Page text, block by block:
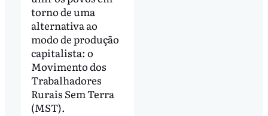
torno de uma
alternativa ao
modo de produção
capitalista: o
Movimento dos
Trabalhadores
Rurais Sem Terra
(MST).